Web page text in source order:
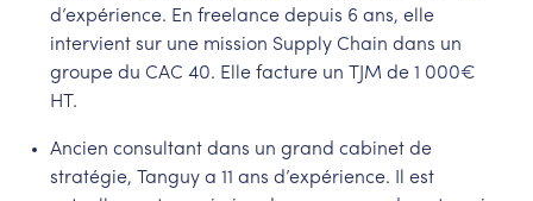
d’expérience. En freelance depuis 6 ans, elle
intervient sur une mission Supply Chain dans un
groupe du CAC 40. Elle facture un TJM de 1 000€
HT.
Ancien consultant dans un grand cabinet de
stratégie, Tanguy a 11 ans d’expérience. Il est